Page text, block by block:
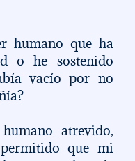
humano que ha
o he sostenido
vacío por no
atrevido,
que mi